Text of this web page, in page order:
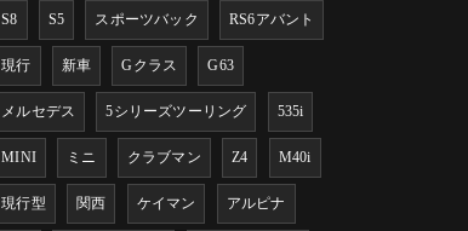
S8 S5 スポーツバック RS6アバント
現行 新車 Gクラス G63
メルセデス 5シリーズツーリング 535i
MINI ミニ クラブマン Z4 M40i
現行型 関西 ケイマン アルピナ